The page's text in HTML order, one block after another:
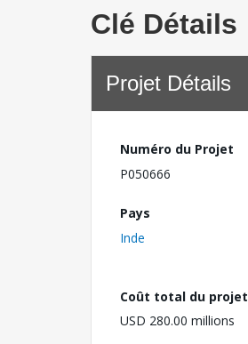
Clé Détails
Projet Détails
Numéro du Projet
P050666
Pays
Inde
Coût total du projet
USD 280.00 millions